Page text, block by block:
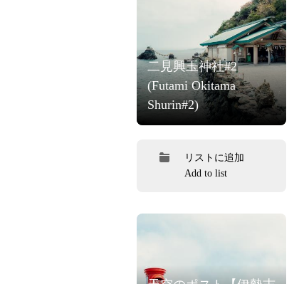
二見興玉神社#2
(Futami Okitama
Shurin#2)
リストに追加
Add to list